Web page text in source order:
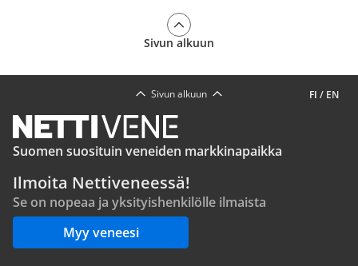
Sivun alkuun
FI / EN
Sivun alkuun
Suomen suosituin veneiden markkinapaikka
Ilmoita Nettiveneessä!
Se on nopeaa ja yksityishenkilölle ilmaista
Myy veneesi